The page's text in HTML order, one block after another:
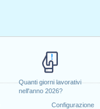
Quanti giorni lavorativi
nell'anno 2026?
Configurazione